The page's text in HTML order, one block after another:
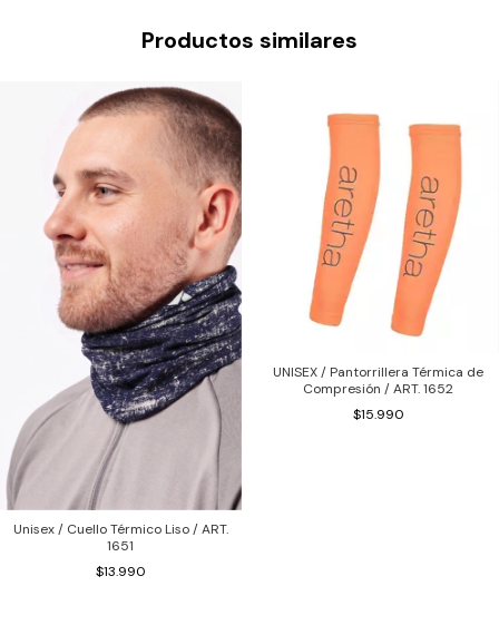
Productos similares
Unisex / Cuello Térmico Liso / ART.
1651
$13.990
UNISEX / Pantorrillera Térmica de
Compresión / ART. 1652
$15.990